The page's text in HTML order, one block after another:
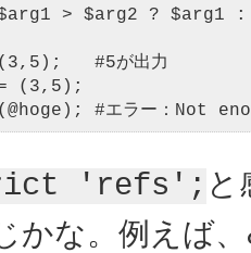
> $arg2 ? $arg1
#5が出力
= (3,5);
#エラー：Not
'refs'; と
かな。例えば